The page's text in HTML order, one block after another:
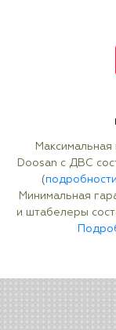
Максимальная
Doosan с ДВС
(
Минимальная
и штабелеры